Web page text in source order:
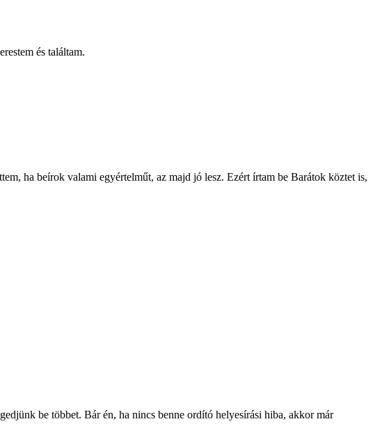
és találtam.
ha beírok valami egyértelműt, az majd jó lesz. Ezért írtam be Barátok köztet is,
be többet. Bár én, ha nincs benne ordító helyesírási hiba, akkor már